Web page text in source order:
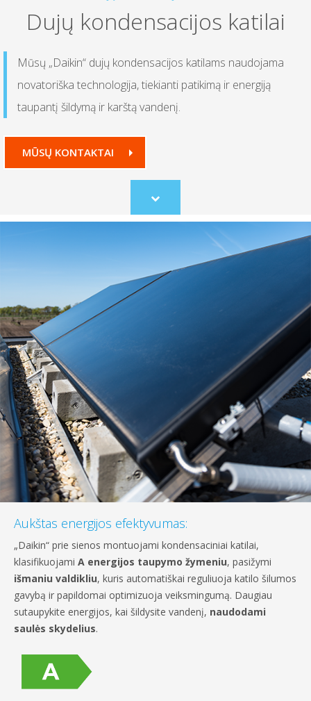
Dujų kondensacijos katilai
Mūsų „Daikin“ dujų kondensacijos katilams naudojama
novatoriška technologija, tiekianti patikimą ir energiją
taupantį šildymą ir karštą vandenį.
MŪSŲ KONTAKTAI
Scroll
to
Aukštas energijos efektyvumas:
„Daikin“ prie sienos montuojami kondensaciniai katilai,
klasifikuojami A energijos taupymo žymeniu, pasižymi
išmaniu valdikliu, kuris automatiškai reguliuoja katilo šilumos
gavybą ir papildomai optimizuoja veiksmingumą. Daugiau
sutaupykite energijos, kai šildysite vandenį, naudodami
saulės skydelius.